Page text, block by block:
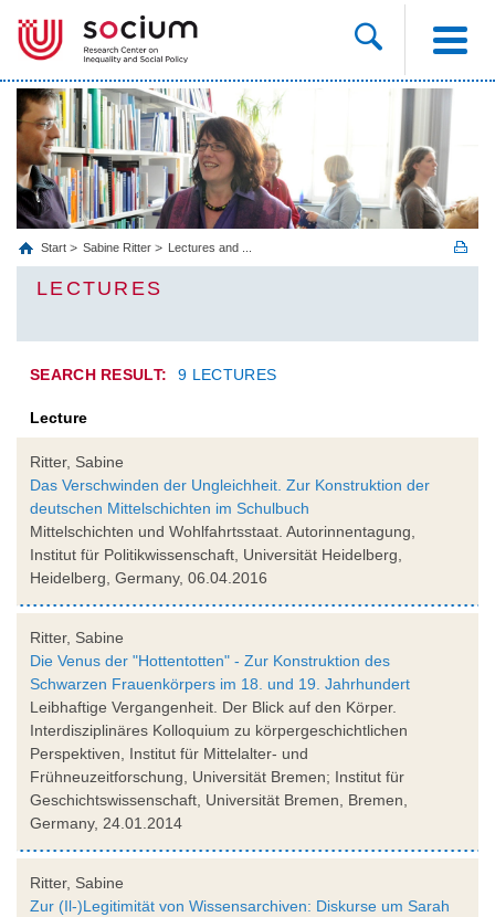
Start Sabine Ritter Lectures and ...
LECTURES
SEARCH RESULT: 9 LECTURES
Lecture
Ritter, Sabine
Das Verschwinden der Ungleichheit. Zur Konstruktion der
deutschen Mittelschichten im Schulbuch
Mittelschichten und Wohlfahrtsstaat. Autorinnentagung,
Institut für Politikwissenschaft, Universität Heidelberg,
Heidelberg, Germany, 06.04.2016
Ritter, Sabine
Die Venus der "Hottentotten" - Zur Konstruktion des
Schwarzen Frauenkörpers im 18. und 19. Jahrhundert
Leibhaftige Vergangenheit. Der Blick auf den Körper.
Interdisziplinäres Kolloquium zu körpergeschichtlichen
Perspektiven, Institut für Mittelalter- und
Frühneuzeitforschung, Universität Bremen; Institut für
Geschichtswissenschaft, Universität Bremen, Bremen,
Germany, 24.01.2014
Ritter, Sabine
Zur (Il-)Legitimität von Wissensarchiven: Diskurse um Sarah